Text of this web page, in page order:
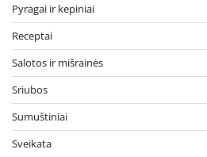
Pyragai ir kepiniai
Receptai
Salotos ir mišrainės
Sriubos
Sumuštiniai
Sveikata